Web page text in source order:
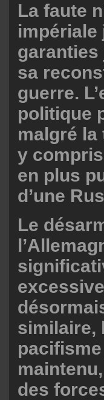
La faute
impériale
garanties
sa
guerre.
politique
malgré la
y compris
en plus
d’une
Le
similaire,
des